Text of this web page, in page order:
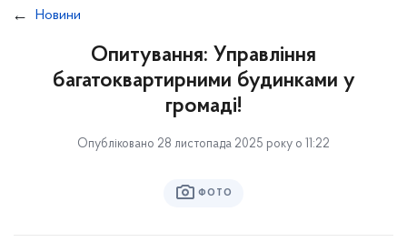
Новини
Опитування: Управління
багатоквартирними будинками у
громаді!
Опубліковано 28 листопада 2025 року о 11:22
ФОТО